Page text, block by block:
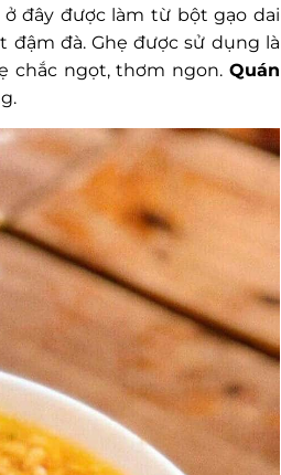
đây được làm từ bột gạo dai
đà. Ghẹ được sử dụng là
chắc ngọt, thơm ngon. Quán